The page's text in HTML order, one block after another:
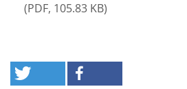
(PDF, 105.83 KB)